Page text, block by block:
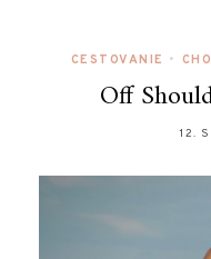
CESTOVANIE •
Off
12.